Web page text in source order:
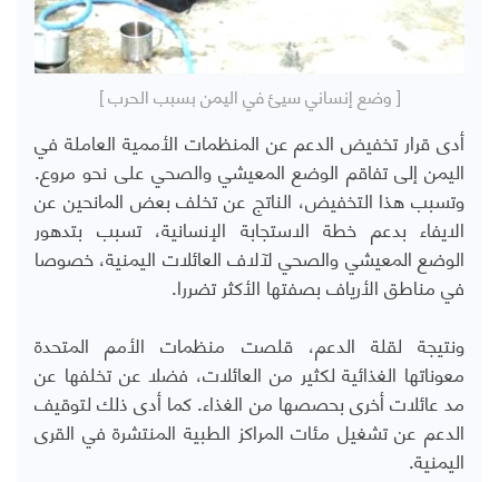
[ وضع إنساني سيئ في اليمن بسبب الحرب ]
أدى قرار تخفيض الدعم عن المنظمات الأممية العاملة في
اليمن إلى تفاقم الوضع المعيشي والصحي على نحو مروع.
وتسبب هذا التخفيض، الناتج عن تخلف بعض المانحين عن
الايفاء بدعم خطة الاستجابة الإنسانية، تسبب بتدهور
الوضع المعيشي والصحي لآلاف العائلات اليمنية، خصوصا
في مناطق الأرياف بصفتها الأكثر تضررا.
ونتيجة لقلة الدعم، قلصت منظمات الأمم المتحدة
معوناتها الغذائية لكثير من العائلات، فضلا عن تخلفها عن
مد عائلات أخرى بحصصها من الغذاء. كما أدى ذلك لتوقيف
الدعم عن تشغيل مئات المراكز الطبية المنتشرة في القرى
اليمنية.